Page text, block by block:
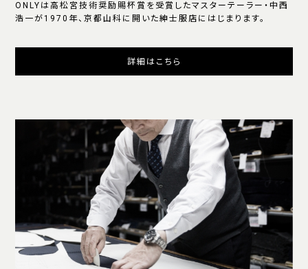
ONLYは高松宮技術奨励賜杯賞を受賞したマスターテーラー・中西
浩一が1970年、京都山科に開いた紳士服店にはじまります。
詳細はこちら